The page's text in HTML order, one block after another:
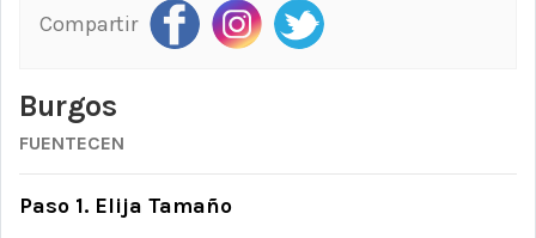
Compartir
Burgos
FUENTECEN
Paso 1. Elija Tamaño